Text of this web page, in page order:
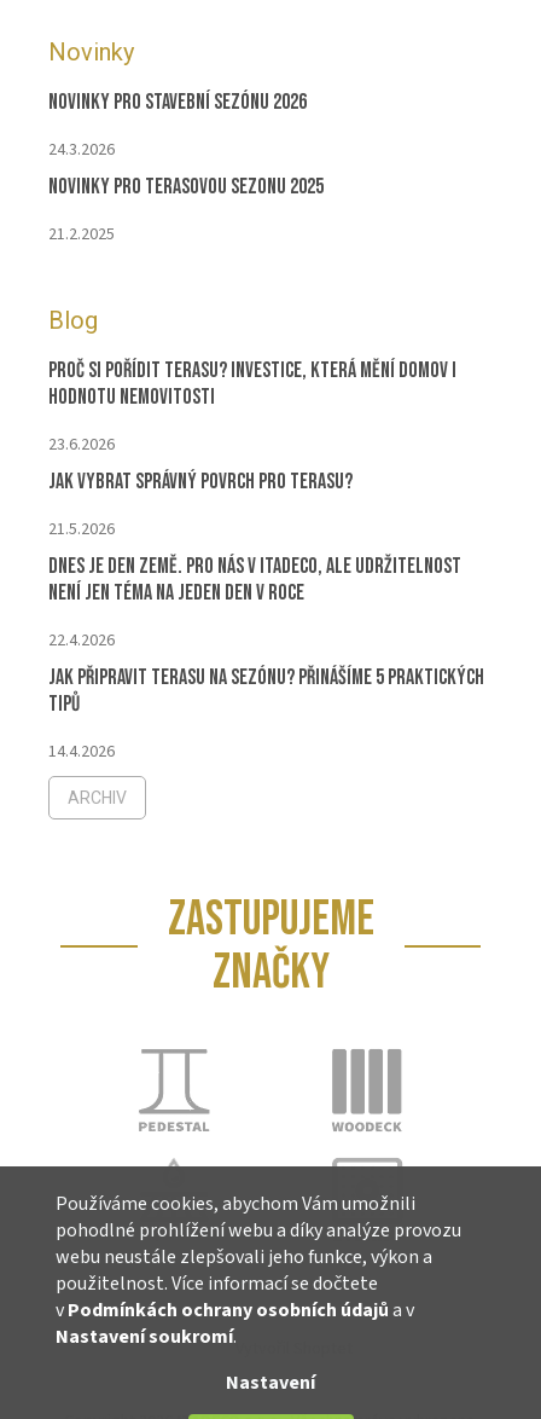
Používáme cookies, abychom Vám umožnili
pohodlné prohlížení webu a díky analýze provozu
webu neustále zlepšovali jeho funkce, výkon a
použitelnost. Více informací se dočtete
vPodmínkách ochrany osobních údajůa v
Nastavení soukromí.
Nastavení
Novinky
Novinky pro stavební sezónu 2026
24.3.2026
Novinky pro terasovou sezonu 2025
21.2.2025
Blog
Proč si pořídit terasu? Investice, která mění domov i
hodnotu nemovitosti
23.6.2026
Jak vybrat správný povrch pro terasu?
21.5.2026
Dnes je Den Země. Pro nás v ITADECO, ale udržitelnost
není jen téma na jeden den v roce
22.4.2026
Jak připravit terasu na sezónu? Přinášíme 5 praktických
tipů
14.4.2026
ARCHIV
ZASTUPUJEME
ZNAČKY
Vytvořil Shoptet